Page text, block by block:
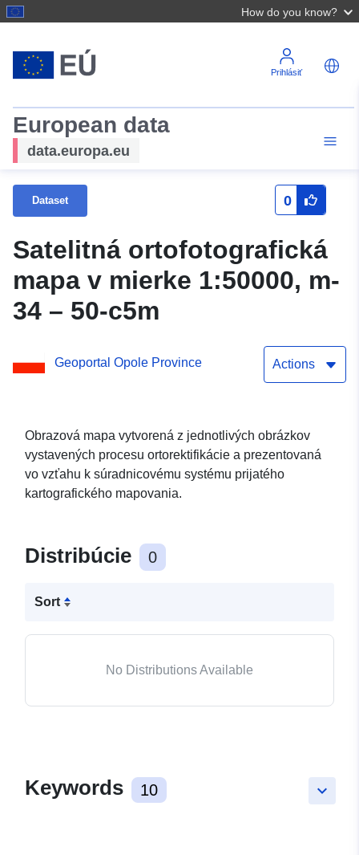
How do you know?
Prihlásiť
European data
data.europa.eu
Dataset 0
Satelitná ortofotografická
mapa v mierke 1:50000, m-
34 – 50-c5m
Geoportal Opole Province Actions
Obrazová mapa vytvorená z jednotlivých obrázkov
vystavených procesu ortorektifikácie a prezentovaná
vo vzťahu k súradnicovému systému prijatého
kartografického mapovania.
Distribúcie 0
Sort
No Distributions Available
keyboard_arrow_down
Keywords 10